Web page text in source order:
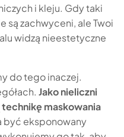
i kleju. Gdy taki
są zachwyceni, ale Twoi
widzą nieestetyczne
do tego inaczej.
Jako nieliczni
maskowania
być eksponowany